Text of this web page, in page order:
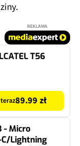
REKLAMA
T56
89.99 zł
- Micro
C/Lightning